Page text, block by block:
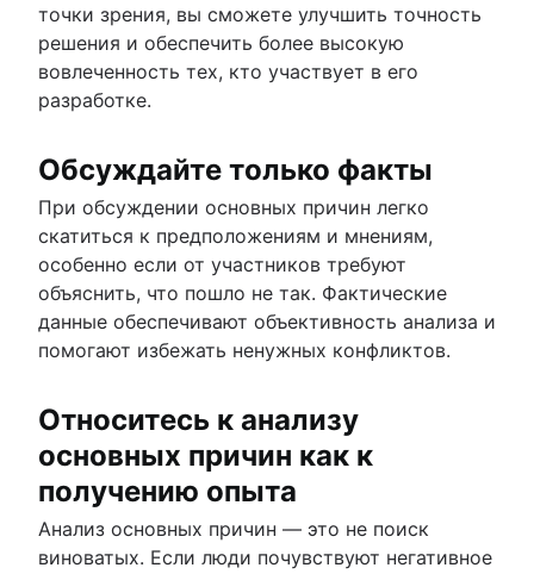
точки зрения, вы сможете улучшить точность
решения и обеспечить более высокую
вовлеченность тех, кто участвует в его
разработке.
Обсуждайте только факты
При обсуждении основных причин легко
скатиться к предположениям и мнениям,
особенно если от участников требуют
объяснить, что пошло не так. Фактические
данные обеспечивают объективность анализа и
помогают избежать ненужных конфликтов.
Относитесь к анализу
основных причин как к
получению опыта
Анализ основных причин — это не поиск
виноватых. Если люди почувствуют негативное